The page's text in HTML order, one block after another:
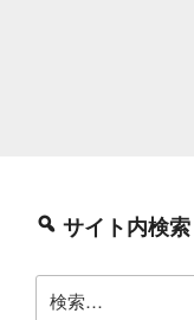
サイト内検索
索: